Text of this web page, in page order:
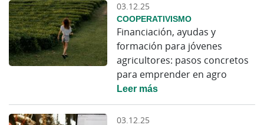
03.12.25
COOPERATIVISMO
Financiación, ayudas y
formación para jóvenes
agricultores: pasos concretos
para emprender en agro
Leer más
03.12.25